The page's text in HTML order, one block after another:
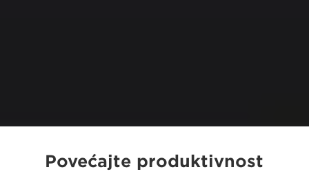
Povećajte produktivnost